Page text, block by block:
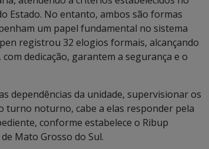
Estado. No entanto, ambos são formas
um papel fundamental no sistema
registrou 32 elogios formais, alcançando
dedicação, garantem a segurança e o
dependências da unidade, supervisionar os
turno noturno, cabe a elas responder pela
conforme estabelece o Ribup
Mato Grosso do Sul.